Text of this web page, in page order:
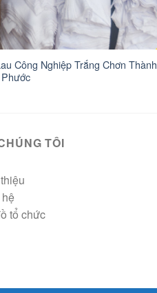
Công Nghiệp Trắng Chơn Thành
TÔI
tổ chức